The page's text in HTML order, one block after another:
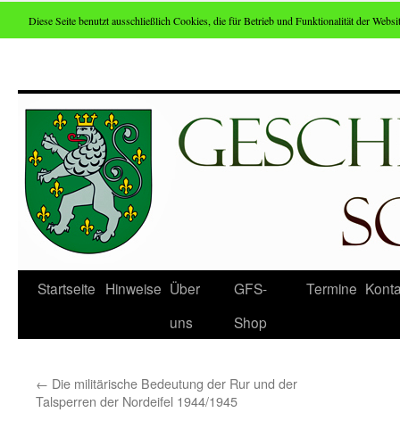
Zum
Inhalt
Startseite Hinweise Über
uns
GFS-
Shop
Termine
← Die militärische Bedeutung der Rur und der
Talsperren der Nordeifel 1944/1945
Diese Seite benutzt ausschließlich Cookies, die für Betrieb und Funktionalität der